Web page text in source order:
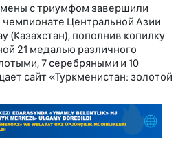
с триумфом завершили
чемпионате Центральной Азии
(Казахстан), пополнив копилку
21 медалью различного
7 серебряными и 10
сайт «Туркменистан: золотой